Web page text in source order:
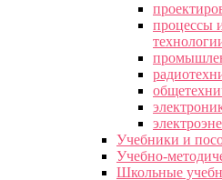
процессы
Учебники и
Учебно-
Школьные